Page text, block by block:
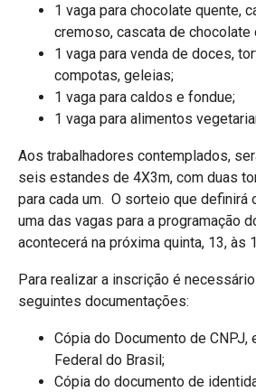
1 vaga para chocolate quente,
cremoso, cascata de chocolate
1 vaga para venda de doces,
compotas, geleias;
1 vaga para caldos e fondue;
1 vaga para alimentos
Aos trabalhadores contemplados,
seis estandes de 4X3m, com duas
para cada um. O sorteio que definirá
uma das vagas para a programação
acontecerá na próxima quinta, 13, às
Para realizar a inscrição é
seguintes documentações:
Cópia do Documento de
Federal do Brasil;
Cópia do documento de